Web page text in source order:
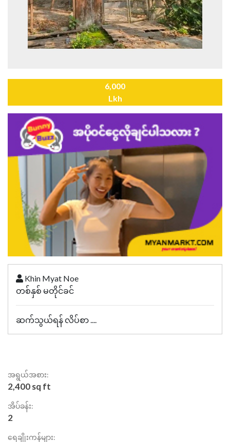
6,000
Lkh
Khin Myat Noe
တစ်နှစ် မတိုင်ခင်
ဆက်သွယ်ရန် လိပ်စာ ....
အရွယ်အစား:
2,400 sq ft
အိပ်ခန်း:
2
ရေချိုးကန်များ: